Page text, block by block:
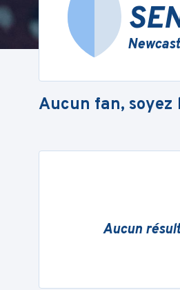
Aucun fan, soyez
Aucun